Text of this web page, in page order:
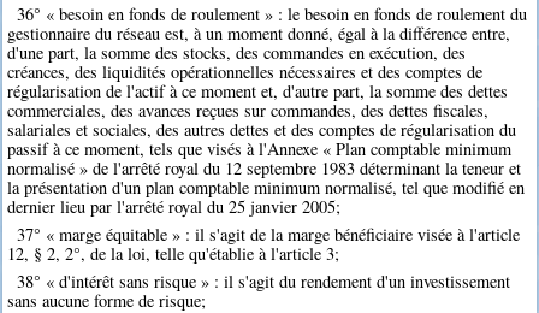
36° « besoin en fonds de roulement » : le besoin en fonds de roulement du
gestionnaire du réseau est, à un moment donné, égal à la différence entre,
d'une part, la somme des stocks, des commandes en exécution, des
créances, des liquidités opérationnelles nécessaires et des comptes de
régularisation de l'actif à ce moment et, d'autre part, la somme des dettes
commerciales, des avances reçues sur commandes, des dettes fiscales,
salariales et sociales, des autres dettes et des comptes de régularisation du
passif à ce moment, tels que visés à l'Annexe « Plan comptable minimum
normalisé » de l'arrêté royal du 12 septembre 1983 déterminant la teneur et
la présentation d'un plan comptable minimum normalisé, tel que modifié en
dernier lieu par l'arrêté royal du 25 janvier 2005;
37° « marge équitable » : il s'agit de la marge bénéficiaire visée à l'article
12, § 2, 2°, de la loi, telle qu'établie à l'article 3;
38° « d'intérêt sans risque » : il s'agit du rendement d'un investissement
sans aucune forme de risque;